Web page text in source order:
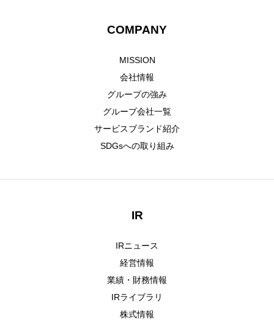
GLOBAL SUBSIDIARIES
COMPANY
MISSION
会社情報
グループの強み
グループ会社一覧
サービスブランド紹介
SDGsへの取り組み
IR
IRニュース
経営情報
業績・財務情報
IRライブラリ
株式情報